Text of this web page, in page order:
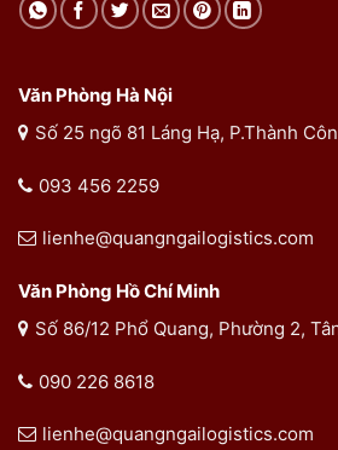
Văn Phòng Hà Nội
Số 25 ngõ 81 Láng Hạ, P.Thành
093 456 2259
lienhe@quangngailogistics.com
Văn Phòng Hồ Chí Minh
Số 86/12 Phổ Quang, Phường 2,
090 226 8618
lienhe@quangngailogistics.com